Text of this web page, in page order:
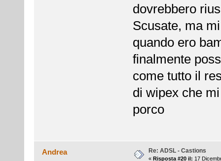
dovrebbero
Scusate, ma
quando ero
finalmente
come tutto il
di wipex che
porco
Andrea Re: ADSL - Castions
« Risposta #20 il: 17